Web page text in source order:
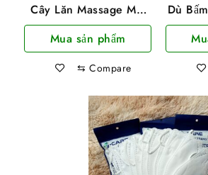
Cây Lăn Massage Mặt
Đá Cẩm Thạch
Mua sản phẩm
⇆ Compare
Dù
Gỗ